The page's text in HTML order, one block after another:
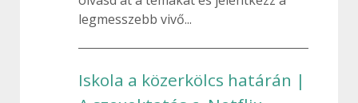
legmesszebb vivő...
Iskola a közerkölcs határán |